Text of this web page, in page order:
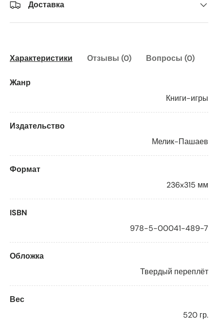
Доставка
Характеристики Отзывы (0) Вопросы (0)
Жанр
Книги-игры
Издательство
Мелик-Пашаев
Формат
236x315 мм
ISBN
978-5-00041-489-7
Обложка
Твердый переплёт
Вес
520 гр.